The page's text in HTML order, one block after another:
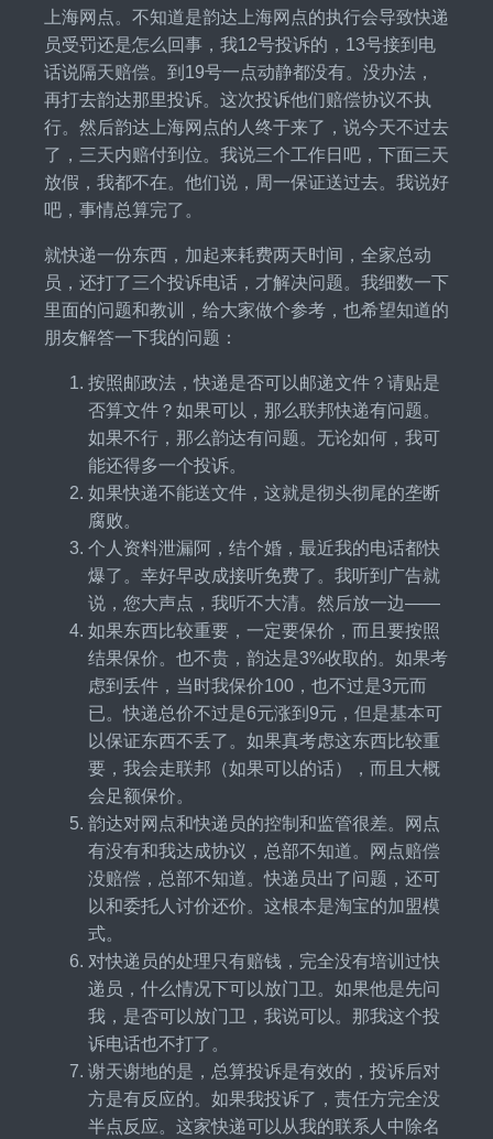
上海网点。不知道是韵达上海网点的执行会导致快递
员受罚还是怎么回事，我12号投诉的，13号接到电
话说隔天赔偿。到19号一点动静都没有。没办法，
再打去韵达那里投诉。这次投诉他们赔偿协议不执
行。然后韵达上海网点的人终于来了，说今天不过去
了，三天内赔付到位。我说三个工作日吧，下面三天
放假，我都不在。他们说，周一保证送过去。我说好
吧，事情总算完了。
就快递一份东西，加起来耗费两天时间，全家总动
员，还打了三个投诉电话，才解决问题。我细数一下
里面的问题和教训，给大家做个参考，也希望知道的
朋友解答一下我的问题：
按照邮政法，快递是否可以邮递文件？请贴是
否算文件？如果可以，那么联邦快递有问题。
如果不行，那么韵达有问题。无论如何，我可
能还得多一个投诉。
如果快递不能送文件，这就是彻头彻尾的垄断
腐败。
个人资料泄漏阿，结个婚，最近我的电话都快
爆了。幸好早改成接听免费了。我听到广告就
说，您大声点，我听不大清。然后放一边——
如果东西比较重要，一定要保价，而且要按照
结果保价。也不贵，韵达是3%收取的。如果考
虑到丢件，当时我保价100，也不过是3元而
已。快递总价不过是6元涨到9元，但是基本可
以保证东西不丢了。如果真考虑这东西比较重
要，我会走联邦（如果可以的话），而且大概
会足额保价。
韵达对网点和快递员的控制和监管很差。网点
有没有和我达成协议，总部不知道。网点赔偿
没赔偿，总部不知道。快递员出了问题，还可
以和委托人讨价还价。这根本是淘宝的加盟模
式。
对快递员的处理只有赔钱，完全没有培训过快
递员，什么情况下可以放门卫。如果他是先问
我，是否可以放门卫，我说可以。那我这个投
诉电话也不打了。
谢天谢地的是，总算投诉是有效的，投诉后对
方是有反应的。如果我投诉了，责任方完全没
半点反应。这家快递可以从我的联系人中除名